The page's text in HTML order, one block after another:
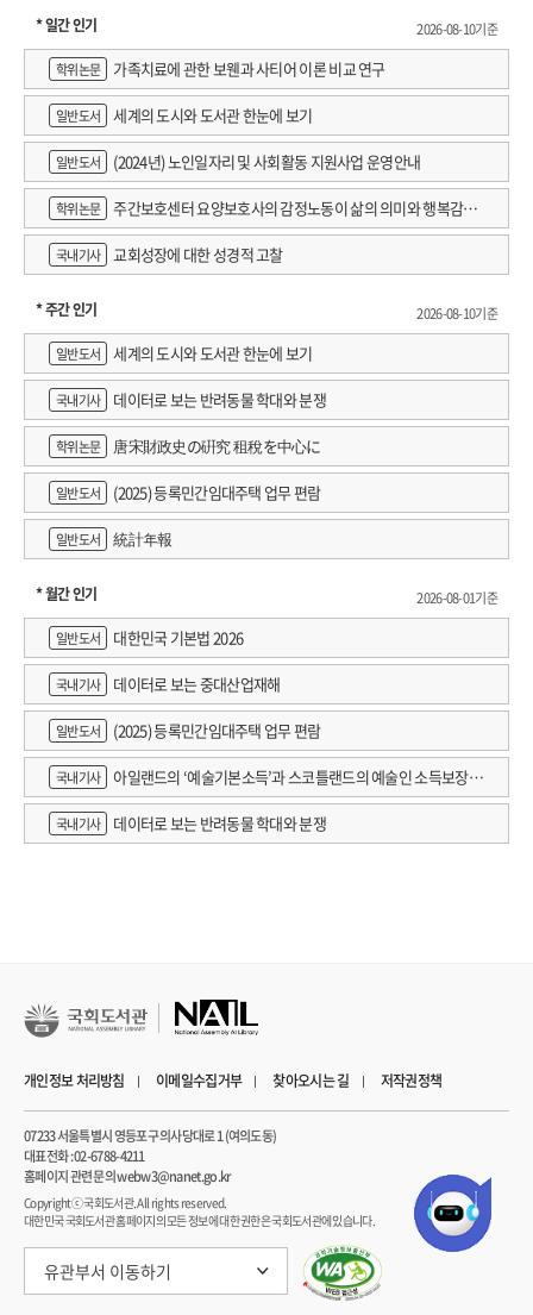
좋아하는 문학과 취미 생활을 하면서 여생을 마친다.
두 번째 이야기는 일인칭 화자 하비에르 세르카스에 대한 이야기이다. 신문 기자인
그는 우연히 산체스 마사스의 아들 페를로시오로부터 그 총살 사건에 대해 들은 뒤,
내전과 그 사건에 관심을 갖게 된다. 특히 산체스 마사스를 발견하고도 살려 준 그
이름 모를 병사에게 이끌린다. 마침내 화자는 그 병사가 누구였는지 조사하기
시작하고, 그 조사 과정이 이 소설을 이어 가는 주된 얼개가 된다.
세 번째 이야기는 화자가 조사 과정에서 알게 된 안토니오 미라예스라는 무명용사의
이야기다. 내전이 발발하자 그는 정부군에 입대하고 전쟁 내내 여러 부대에
소속되어 전선을 돌며 내전을 치른다. 마지막에는 반란군에 밀려 쿨옐에 잠시
머물고, 그때 바로 집단 총살 집행이 벌어진다. 미라예스는 그 후 국경을 너머 프랑스
지역의 난민 수용소에 있다가, 프랑스 용병에 자원하여 북아프리카로 간다. 거기서
제2차 세계 대전을 맞게 도고, 프랑스가 독일에 패배한 줄도 모르고 소수의 다른
용병들과 함께 프랑스 국기를 든 채 목숨을 걸고 사막을 수천 킬로미터 가로질러
이탈리아와 독일 점령지들을 공격한다. 노르망디 상륙 작전에 참여하고 파리로
개선한 뒤, 결혼해 딸 하나를 두었으나 먼저 세상을 떠나고, 프랑스 정부의 연금을
받으면서 디종의 어느 노인 복지 시설에서 쓸쓸하게 말년을 보내고 있다.
실화일까, 허구일까? 그리고 무명용사는
왜 적의 핵심 인물이자, 자신과 스페인을 전쟁의 소용돌이로 몰아넣은 전범을
용서해 주었을까?
<제1부 숲 속의 친구들>에서는 젊은 기자인 화자가 처음 산체스 마사스에 대한
이야기를 접한 뒤 그에 대해 그 사건을 기억하는 실존 인물들과의 만남, 그리고 그
사건을 기록한 실제 문헌들에 대한 탐독을 통해 사건에 가까이 접근한다. 산체스
마사스 본인의 기고문, 문학 작품, 영상 기록물, 학위 논문 등을 활용한다. 사료를
통해 드러나지 않는 부분은 가족, 친구, 동료 등 주변 사람들의 증언과 기록을 통해
보완하면서 그의 내면까지 읽어 내려고 노력한다. <제2부 숲 속의 병사들>은 그
과정을 펼쳐 보이고 있다. 결국 화자는 역사적 진실을 재구성하는 것이 얼마나
어려운 일인가를 작품 전체를 통해 암시한다. 동일한 사건에 대한 여러 사람의
다양한 이야기와 견해를 제시하기도 하고, 또 산체스 마사스가 직접 작성했다고
분명히 하고 있다.
고안된 수단에 불과한 것>이고, 이 당의 이데올로기를 제공한 산체스 마사스에
대해서는 <자기 집단의 안정과 특권, 계급적 지위를 문명과 동일시하고, 팔랑헤
당원들을 슈펭글러가 말한 소수의 전사들과 동일시했다>며, <많은 자신의
동지들처럼, 부르주아적 행복을 꿈꾸는 자기 집단을 포위해 오는 실질적인 위협을
느끼지 않았더라면 그는 결코 천한 정치판에 발을 들여놓지도 않았을 테고, 문명을
구해 내는 책임을 진 한 줌의 용사들이 승리할 때까지 투쟁하도록 부추기는
격정적인 문장을 쓰는 일에 몰두하지도 않았을 것>이라 판단하면서, 그는 결국 <
권력의 잔칫상에서 남은 최소한의 부스러기까지 열심히 주워 모으는 것>을
말했어요. 그 책에 우리도 등장할 거라고 했지요. <살라미나의 병사들>이라는
제목을 붙일 거라 했어요. 특이한 제목이지요, 안 그래요? 그리고 우리한테 그 책을
보내 주겠다고 했지요. 그런데 약속을 지키지 않았어요.」 그러고 나서 안젤라츠는
나를 바라보았다. 가로등 불빛이 그의 안경알에 오렌지 빛으로 비쳤다. 나는 그
사람의 움푹 팬 두 눈가와 툭 튀어나온 이마와 광대뼈, 그리고 양쪽으로 갈라진
턱에서 잠시 그 사람의 해골을 보았다.
[P. 130] 그때 영원 같은 한순간이 흐른다. 산체스 마사스는 죽게 될 거라고
생각한다. 자신을 죽일 총알들이 명령 소리가 들린 등 뒤에서 날아올 거라고,
총알들이 자신을 맞혀 죽이려면 자기 등 뒤에 서 있는 네 명을 먼저 맞혀야 할
것이라고 생각한다. 죽지 않을 거라 생각한다. 도망갈 생각을 한다. 등 뒤쪽으로는
도망갈 수 없다. 그쪽에서 총알들이 날아올 것이기 때문이다. 좌측으로도 도망가지
못한다. 그러면 다시 도로로 나가게 되고, 군인들이 있으니까. 앞으로도 갈 수 없다.
공포에 질린 여덟 명의 장벽을 뚫고 지나가야 하기 때문이다. 하지만 오른쪽으로는
가능하다(라고 생각한다). 불과 6, 7미터 앞에 빽빽한 소나무와 덤불로 된 숲이 있어
충분히 숨을 수 있다. <오른쪽으로.> 그는 생각한다. <지금 안 하면 영원히 끝이다.>
그 순간 대열의 등 뒤쪽, 바로 명령 소리가 들렸던 그 방향에 설치된 기관총들이
개활지를 쓸어버리기 시작한다. 포로들은 본능적으로 자신을 보호하기 위해 땅으로
엎드린다. 그 순간 산체스 마사스는 이미 숲 덤불에 도착했고, 얼굴을 긁히면서도
내달렸다.
* 일간 인기
2026-08-10기준
학위논문
가족치료에 관한 보웬과 사티어 이론 비교 연구
일반도서 세계의 도시와 도서관 한눈에 보기
일반도서 (2024년) 노인일자리 및 사회활동 지원사업 운영안내
학위논문
주간보호센터 요양보호사의 감정노동이 삶의 의미와 행복감에
미치는 영향 : 직무스트레스의 매개효과 검증
국내기사 교회성장에 대한 성경적 고찰
* 주간 인기
2026-08-10기준
일반도서
세계의 도시와 도서관 한눈에 보기
국내기사 데이터로 보는 반려동물 학대와 분쟁
학위논문 唐宋財政史の硏究 租稅を中心に
일반도서 (2025) 등록민간임대주택 업무 편람
일반도서 統計年報
* 월간 인기
2026-08-01기준
일반도서
대한민국 기본법 2026
국내기사 데이터로 보는 중대산업재해
일반도서 (2025) 등록민간임대주택 업무 편람
국내기사
아일랜드의 ‘예술기본소득’과 스코틀랜드의 예술인 소득보장정
책 논의
국내기사 데이터로 보는 반려동물 학대와 분쟁
개인정보 처리방침 이메일수집거부 찾아오시는 길 저작권정책
07233 서울특별시 영등포구 의사당대로 1 (여의도동)
대표전화 : 02-6788-4211
홈페이지 관련 문의 webw3@nanet.go.kr
Copyrightⓒ 국회도서관. All rights reserved.
대한민국 국회도서관 홈페이지의 모든 정보에 대한 권한은 국회도서관에 있습니다.
유관부서 이동하기